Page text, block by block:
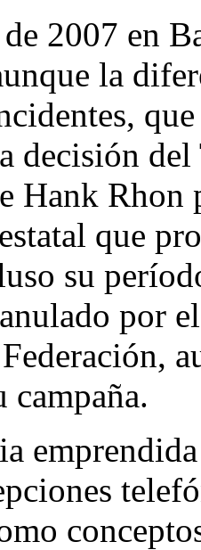
2007 en
la
decisión
Hank
que
su
por
campaña.